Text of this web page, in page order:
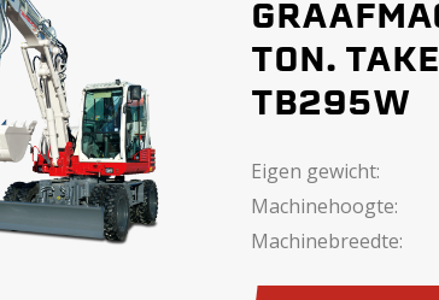
TON.
TB295W
Eigen gewicht:
Machinehoogte:
Machinebreedte: